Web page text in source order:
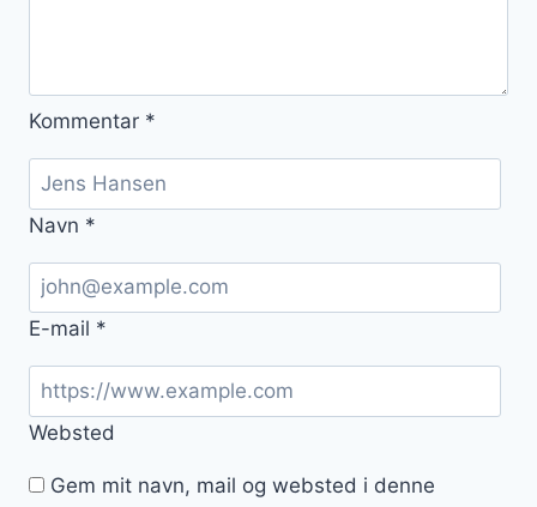
Kommentar *
Navn *
E-mail *
Websted
Gem mit navn, mail og websted i denne